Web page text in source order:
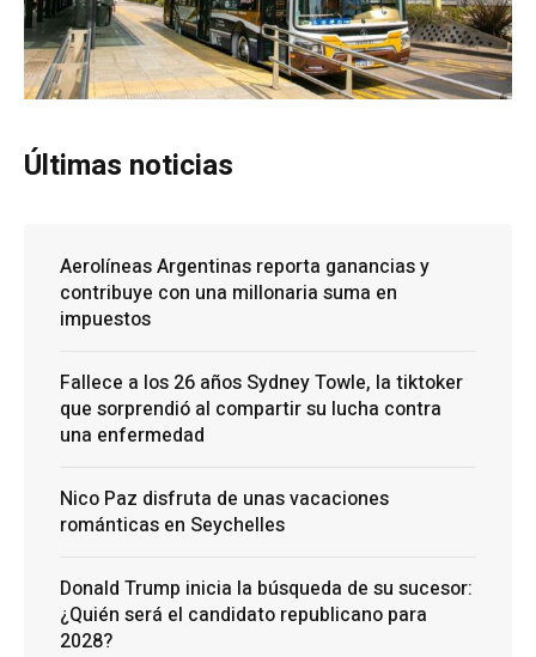
Últimas noticias
Aerolíneas Argentinas reporta ganancias y
contribuye con una millonaria suma en
impuestos
Fallece a los 26 años Sydney Towle, la tiktoker
que sorprendió al compartir su lucha contra
una enfermedad
Nico Paz disfruta de unas vacaciones
románticas en Seychelles
Donald Trump inicia la búsqueda de su sucesor:
¿Quién será el candidato republicano para
2028?